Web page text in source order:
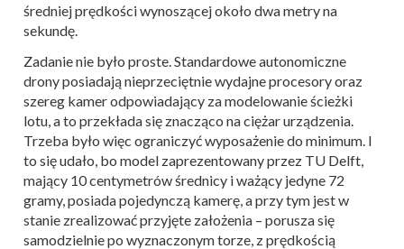
średniej prędkości wynoszącej około dwa metry na
sekundę.
Zadanie nie było proste. Standardowe autonomiczne
drony posiadają nieprzeciętnie wydajne procesory oraz
szereg kamer odpowiadający za modelowanie ścieżki
lotu, a to przekłada się znacząco na ciężar urządzenia.
Trzeba było więc ograniczyć wyposażenie do minimum. I
to się udało, bo model zaprezentowany przez TU Delft,
mający 10 centymetrów średnicy i ważący jedyne 72
gramy, posiada pojedynczą kamerę, a przy tym jest w
stanie zrealizować przyjęte założenia – porusza się
samodzielnie po wyznaczonym torze, z prędkością